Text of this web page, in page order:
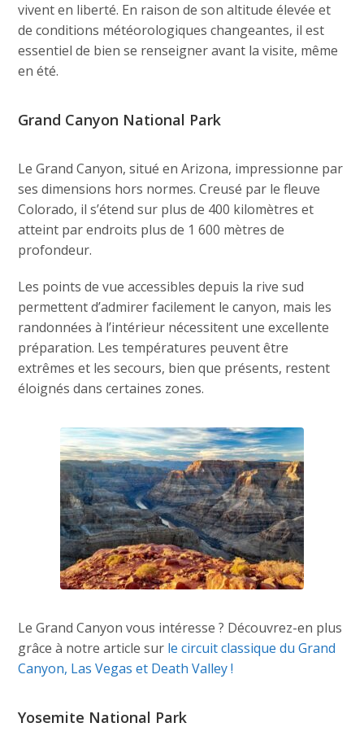
vivent en liberté. En raison de son altitude élevée et
de conditions météorologiques changeantes, il est
essentiel de bien se renseigner avant la visite, même
en été.
Grand Canyon National Park
Le Grand Canyon, situé en Arizona, impressionne par
ses dimensions hors normes. Creusé par le fleuve
Colorado, il s’étend sur plus de 400 kilomètres et
atteint par endroits plus de 1 600 mètres de
profondeur.
Les points de vue accessibles depuis la rive sud
permettent d’admirer facilement le canyon, mais les
randonnées à l’intérieur nécessitent une excellente
préparation. Les températures peuvent être
extrêmes et les secours, bien que présents, restent
éloignés dans certaines zones.
Le Grand Canyon vous intéresse ? Découvrez-en plus
grâce à notre article sur le circuit classique du Grand
Canyon, Las Vegas et Death Valley !
Yosemite National Park